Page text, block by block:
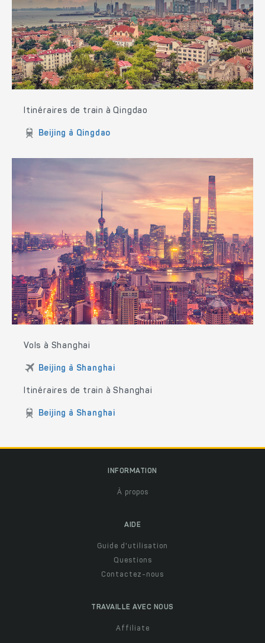
Itinéraires de train à Qingdao
Beijing à Qingdao
Vols à Shanghai
Beijing à Shanghai
Itinéraires de train à Shanghai
Beijing à Shanghai
INFORMATION
À propos
AIDE
Guide d'utilisation
Questions
Contactez-nous
TRAVAILLE AVEC NOUS
Affiliate